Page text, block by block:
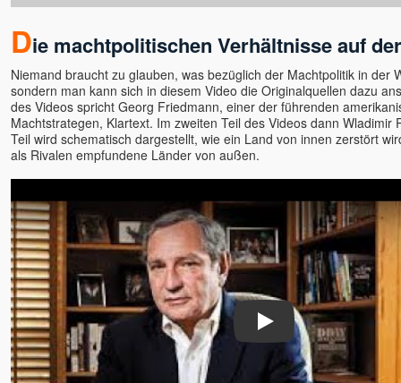
Spirit TV
Canela Michelle Meyers
Cara Barbi Lienert
Caro Fischer
Cesar Teruel
Chandrika
Charles Kunow
Christian Salvesen
Christine Seidel
Claudia Filkov
Claudius Geiger
Dalai Lama
Dana Raimann
Daniel Herbst
Daniel Odier
Die machtpolitischen Verhältnisse auf
Niemand braucht zu glauben, was bezüglich der Machtpolitik in der
sondern man kann sich in diesem Video die Originalquellen dazu
des Videos spricht Georg Friedmann, einer der führenden
Machtstrategen, Klartext. Im zweiten Teil des Videos dann Wladimir
Teil wird schematisch dargestellt, wie ein Land von innen zerstört
als Rivalen empfundene Länder von außen.
Play